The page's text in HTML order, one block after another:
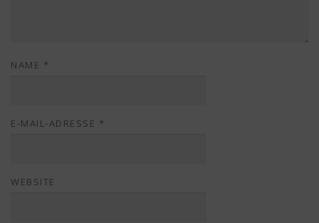
NAME *
E-MAIL-ADRESSE *
WEBSITE